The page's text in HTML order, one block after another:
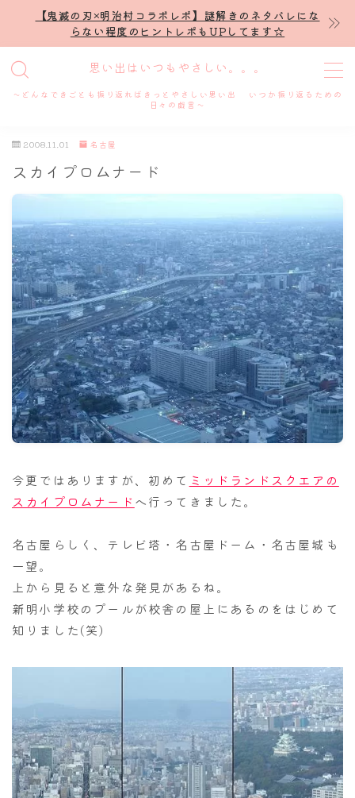
【鬼滅の刃×明治村コラボレポ】謎解きのネタバレにな
らない程度のヒントレポもUPしてます☆
思い出はいつもやさしい。。。
～どんなできごとも振り返ればきっとやさしい思い出 いつか振り返るための
日々の戯言～
MENU
プロフィール
謎解き
ホテル滞在記
舞台・ライブ
名古屋
ナナちゃん人形
2008.11.01 名古屋
スカイプロムナード
今更ではありますが、初めて ミッドランドスクエアの
スカイプロムナードへ行ってきました。
名古屋らしく、テレビ塔・名古屋ドーム・名古屋城も
一望。
上から見ると意外な発見があるね。
新明小学校のプールが校舎の屋上にあるのをはじめて
知りました(笑)